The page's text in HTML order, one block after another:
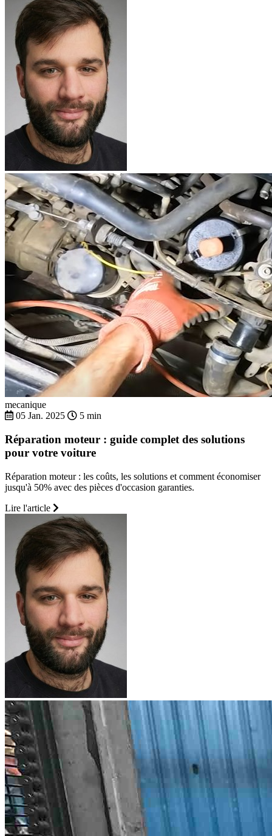
mecanique
05 Jan. 2025
5 min
Réparation moteur : guide complet des solutions
pour votre voiture
Réparation moteur : les coûts, les solutions et comment économiser
jusqu'à 50% avec des pièces d'occasion garanties.
Lire l'article